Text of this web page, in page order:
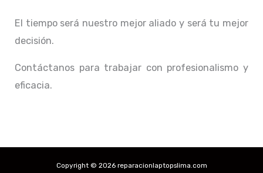
El tiempo será nuestro mejor aliado y será tu mejor
decisión.
Contáctanos para trabajar con profesionalismo y
eficacia.
Copyright © 2026 reparacionlaptopslima.com